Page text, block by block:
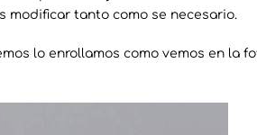
modificar tanto como se necesario.
lo enrollamos como vemos en la